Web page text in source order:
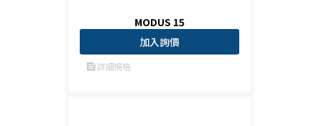
MODUS 15
加入詢價
feed詳細規格